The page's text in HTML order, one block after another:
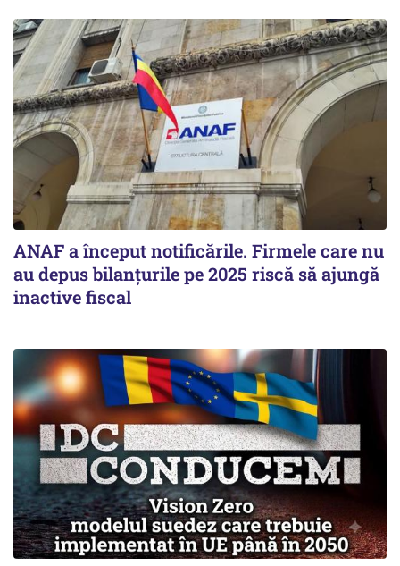
ANAF a început notificările. Firmele care nu
au depus bilanțurile pe 2025 riscă să ajungă
inactive fiscal